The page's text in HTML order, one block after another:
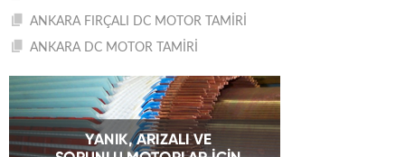
ANKARA FIRÇALI DC MOTOR TAMİRİ
ANKARA DC MOTOR TAMİRİ